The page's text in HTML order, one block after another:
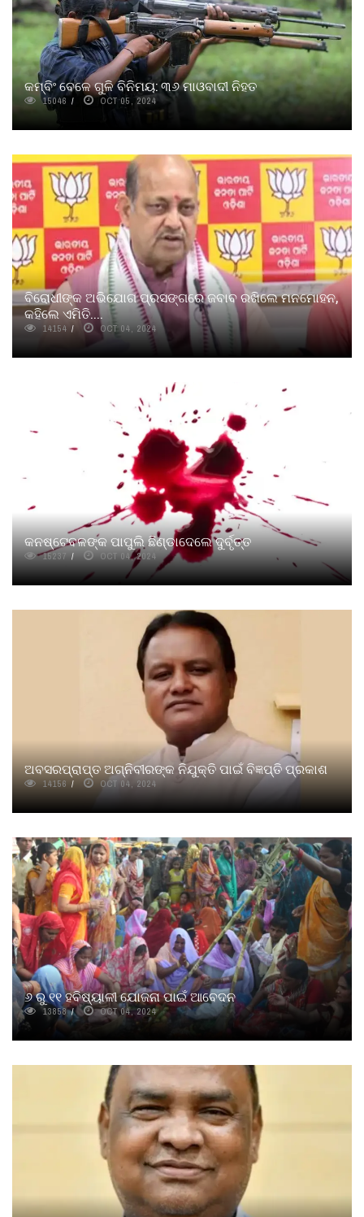
କମ୍ବିଂ ବେଳେ ଗୁଳି ବିନିମୟ: ୩୬ ମାଓବାଦୀ ନିହତ
15046 OCT 05, 2024
ବିରୋଧୀଙ୍କ ଅଭିଯୋଗ ପ୍ରସଙ୍ଗରେ ଜବାବ ରଖିଲେ ମନମୋହନ,
କହିଲେ ଏମିତି....
14154 OCT 04, 2024
କନଷ୍ଟେବଳଙ୍କ ପାପୁଲି ଛିଣ୍ଡାଦେଲେ ଦୁର୍ବୃତ୍ତ
15237 OCT 04, 2024
ଅବସରପ୍ରାପ୍ତ ଅଗ୍ନିବୀରଙ୍କ ନିଯୁକ୍ତି ପାଇଁ ବିଜ୍ଞପ୍ତି ପ୍ରକାଶ
14156 OCT 04, 2024
୬ ରୁ ୧୧ ହବିଷ୍ୟାଳୀ ଯୋଜନା ପାଇଁ ଆବେଦନ
13858 OCT 04, 2024